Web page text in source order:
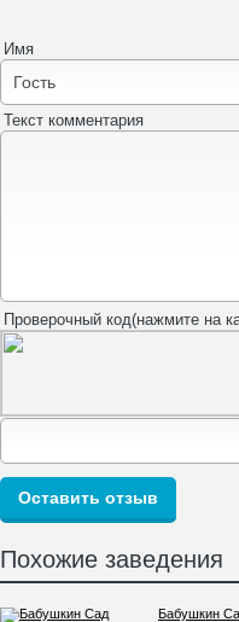
Имя
Текст комментария
Проверочный код(нажмите на
Похожие заведения
Бабушкин